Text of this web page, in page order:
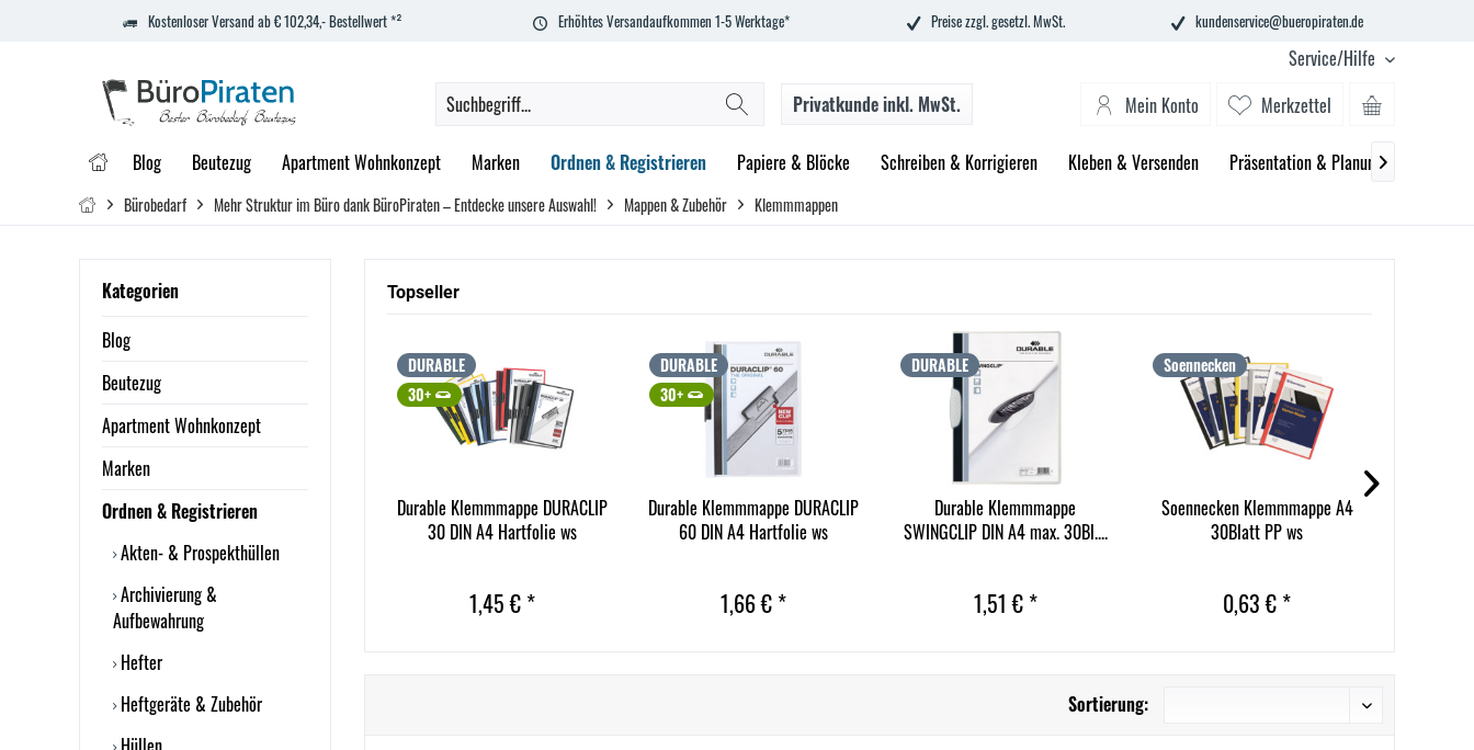
Kostenloser Versand ab € 102,34,- Bestellwert *² Erhöhtes Versandaufkommen 1-5 Werktage* Preise zzgl. gesetzl. MwSt. kundenservice@bueropiraten.de
Service/Hilfe
Merkzettel
Mein Konto
Privatkundeinkl. MwSt.
Blog Beutezug Apartment Wohnkonzept Marken Ordnen & Registrieren Papiere & Blöcke Schreiben & Korrigieren Kleben & Versenden Präsentation & Planung
Bürobedarf Mehr Struktur im Büro dank BüroPiraten – Entdecke unsere Auswahl! Mappen & Zubehör Klemmmappen
Kategorien
Blog
Beutezug
Apartment Wohnkonzept
Marken
Ordnen & Registrieren
Akten- & Prospekthüllen
Archivierung &
Aufbewahrung
Hefter
Heftgeräte & Zubehör
Topseller
DURABLE
30+
Durable Klemmmappe DURACLIP
30 DIN A4 Hartfolie ws
1,45 € *
DURABLE
30+
Durable Klemmmappe DURACLIP
60 DIN A4 Hartfolie ws
1,66 € *
DURABLE
Durable Klemmmappe
SWINGCLIP DIN A4 max. 30Bl....
1,51 € *
Soennecken
Soennecken Klemmmappe A4
30Blatt PP ws
0,63 € *
Sortierung: